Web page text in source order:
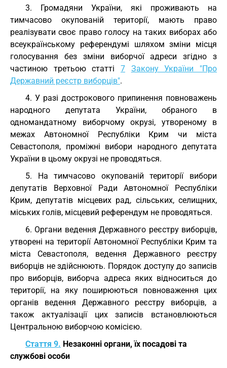
3. Громадяни України, які проживають на
тимчасово окупованій території, мають право
реалізувати своє право голосу на таких виборах або
всеукраїнському референдумі шляхом зміни місця
голосування без зміни виборчої адреси згідно з
частиною третьою статті 7
Закону України "Про
Державний реєстр виборців".
4. У разі дострокового припинення повноважень
народного депутата України, обраного в
одномандатному виборчому окрузі, утвореному в
межах Автономної Республіки Крим чи міста
Севастополя, проміжні вибори народного депутата
України в цьому окрузі не проводяться.
5. На тимчасово окупованій території вибори
депутатів Верховної Ради Автономної Республіки
Крим, депутатів місцевих рад, сільських, селищних,
міських голів, місцевий референдум не проводяться.
6. Органи ведення Державного реєстру виборців,
утворені на території Автономної Республіки Крим та
міста Севастополя, ведення Державного реєстру
виборців не здійснюють. Порядок доступу до записів
про виборців, виборча адреса яких відноситься до
території, на яку поширюються повноваження цих
органів ведення Державного реєстру виборців, а
також актуалізації цих записів встановлюються
Центральною виборчою комісією.
Стаття 9. Незаконні органи, їх посадові та
службові особи